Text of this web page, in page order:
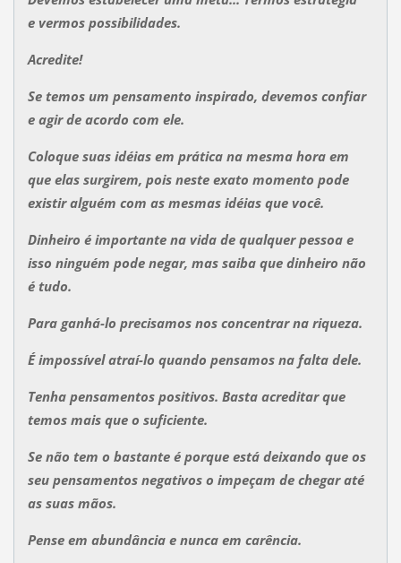
e vermos possibilidades.
Acredite!
Se temos um pensamento inspirado, devemos confiar
e agir de acordo com ele.
Coloque suas idéias em prática na mesma hora em
que elas surgirem, pois neste exato momento pode
existir alguém com as mesmas idéias que você.
Dinheiro é importante na vida de qualquer pessoa e
isso ninguém pode negar, mas saiba que dinheiro não
é tudo.
Para ganhá-lo precisamos nos concentrar na riqueza.
É impossível atraí-lo quando pensamos na falta dele.
Tenha pensamentos positivos. Basta acreditar que
temos mais que o suficiente.
Se não tem o bastante é porque está deixando que os
seu pensamentos negativos o impeçam de chegar até
as suas mãos.
Pense em abundância e nunca em carência.